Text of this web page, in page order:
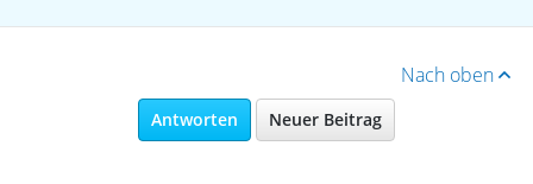
Nach oben
Antworten Neuer Beitrag